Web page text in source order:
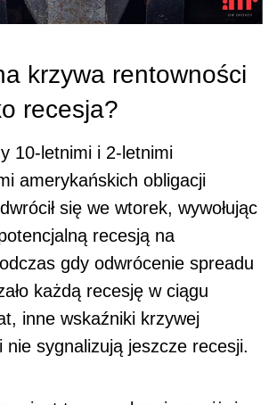
krzywa rentowności
recesja?
10-letnimi i 2-letnimi
amerykańskich obligacji
się we wtorek, wywołując
recesją na
gdy odwrócenie spreadu
każdą recesję w ciągu
inne wskaźniki krzywej
nie sygnalizują jeszcze recesji.